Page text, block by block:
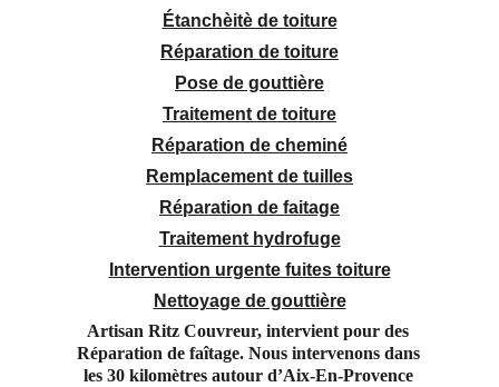
Étanchèitè de toiture
Réparation de toiture
Pose de gouttière
Traitement de toiture
Réparation de cheminé
Remplacement de tuilles
Réparation de faitage
Traitement hydrofuge
Intervention urgente fuites toiture
Nettoyage de gouttière
Artisan Ritz Couvreur, intervient pour des
Réparation de faîtage. Nous intervenons dans
les 30 kilomètres autour d’Aix-En-Provence